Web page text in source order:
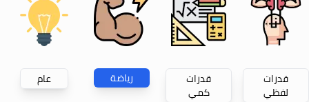
قدرات
لفظي
قدرات
كمي
رياضة عام